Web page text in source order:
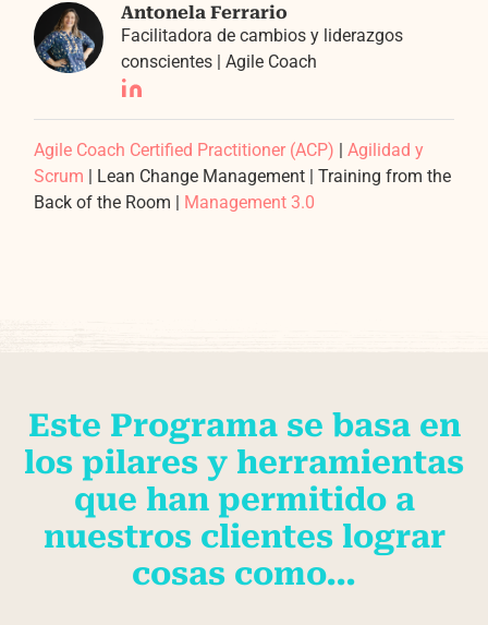
Antonela Ferrario
Facilitadora de cambios y liderazgos
conscientes | Agile Coach
Agile Coach Certified Practitioner (ACP) | Agilidad y
Scrum | Lean Change Management | Training from the
Back of the Room | Management 3.0
Este Programa se basa en
los pilares y herramientas
que han permitido a
nuestros clientes lograr
cosas como…